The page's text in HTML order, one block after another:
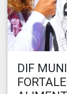
DIF